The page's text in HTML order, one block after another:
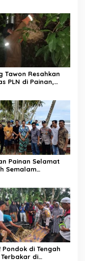
Tawon Resahkan
PLN di Painan,
Painan Selamat
Semalam
Pondok di Tengah
Terbakar di